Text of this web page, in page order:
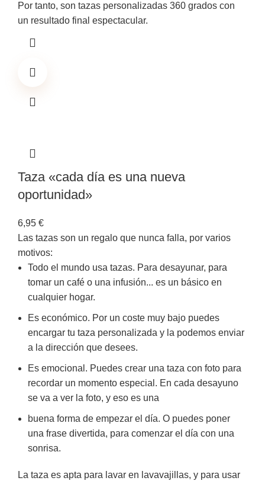
Por tanto, son tazas personalizadas 360 grados con
un resultado final espectacular.
Taza «cada día es una nueva
oportunidad»
6,95 €
Las tazas son un regalo que nunca falla, por varios
motivos:
Todo el mundo usa tazas. Para desayunar, para
tomar un café o una infusión... es un básico en
cualquier hogar.
Es económico. Por un coste muy bajo puedes
encargar tu taza personalizada y la podemos enviar
a la dirección que desees.
Es emocional. Puedes crear una taza con foto para
recordar un momento especial. En cada desayuno
se va a ver la foto, y eso es una
buena forma de empezar el día. O puedes poner
una frase divertida, para comenzar el día con una
sonrisa.
La taza es apta para lavar en lavavajillas, y para usar